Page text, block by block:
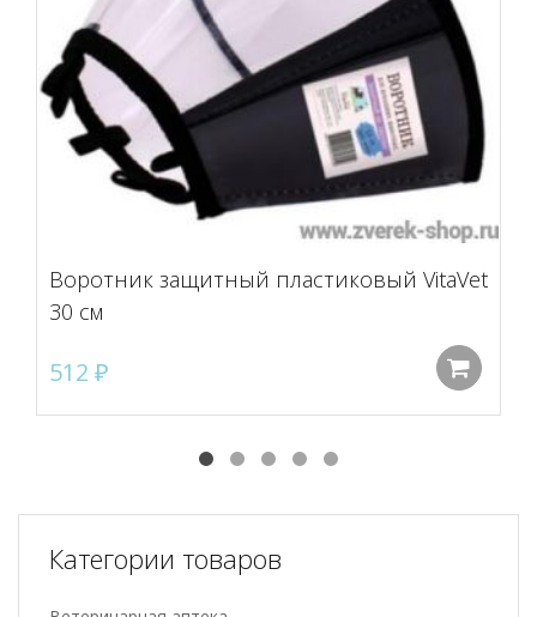
Воротник защитный пластиковый VitaVet
30 см
512 ₽
Категории товаров